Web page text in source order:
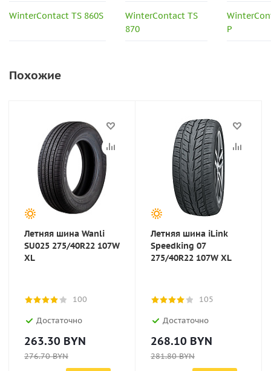
WinterContact TS 860S
WinterContact TS
870
P
Похожие
Летняя шина Wanli
SU025 275/40R22 107W
XL
100
Достаточно
263.30 BYN
276.70BYN
Летняя шина iLink
Speedking 07
275/40R22 107W XL
105
Достаточно
268.10 BYN
281.80BYN